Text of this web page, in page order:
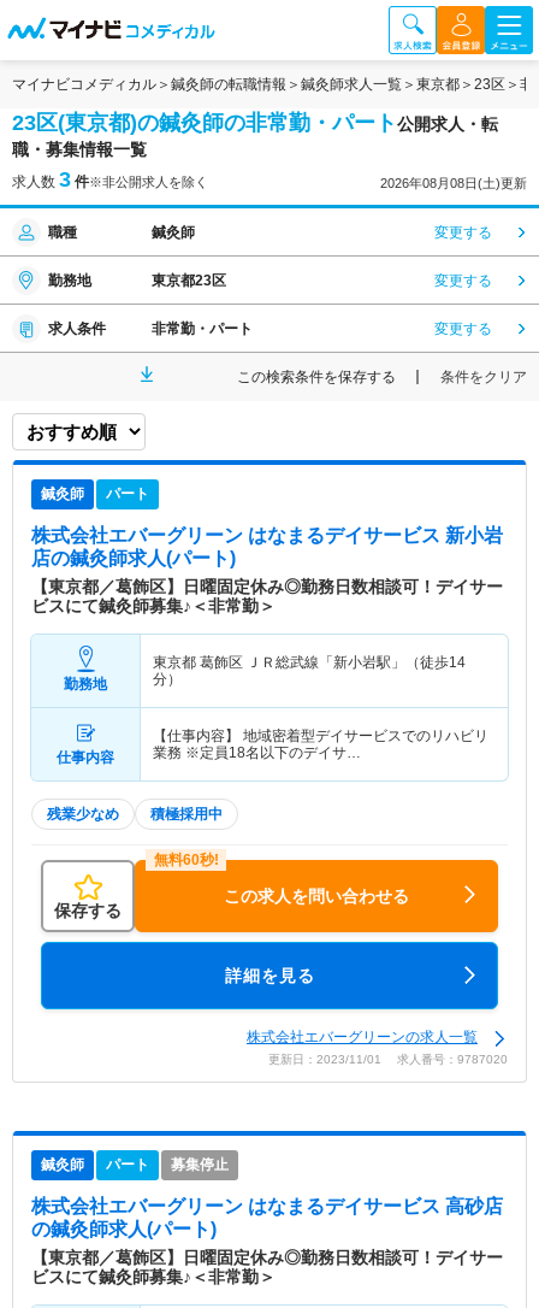
マイナビコメディカル 鍼灸師の転職情報 鍼灸師求人一覧 東京都 23区 非
23区(東京都)の鍼灸師の非常勤・パート公開求人・転
職・募集情報一覧
求人数 3 件※非公開求人を除く 2026年08月08日(土)更新
職種 鍼灸師 変更する
勤務地 東京都23区 変更する
求人条件 非常勤・パート 変更する
この検索条件を保存する 条件をクリア
鍼灸師 パート
株式会社エバーグリーン はなまるデイサービス 新小岩
店の鍼灸師求人(パート)
【東京都／葛飾区】日曜固定休み◎勤務日数相談可！デイサー
ビスにて鍼灸師募集♪＜非常勤＞
勤務地
東京都 葛飾区 ＪＲ総武線「新小岩駅」（徒歩14
分）
仕事内容
【仕事内容】 地域密着型デイサービスでのリハビリ
業務 ※定員18名以下のデイサ…
残業少なめ 積極採用中
保存する
この求人を問い合わせる
詳細を見る
株式会社エバーグリーンの求人一覧
更新日：2023/11/01 求人番号：9787020
鍼灸師 パート 募集停止
株式会社エバーグリーン はなまるデイサービス 高砂店
の鍼灸師求人(パート)
【東京都／葛飾区】日曜固定休み◎勤務日数相談可！デイサー
ビスにて鍼灸師募集♪＜非常勤＞